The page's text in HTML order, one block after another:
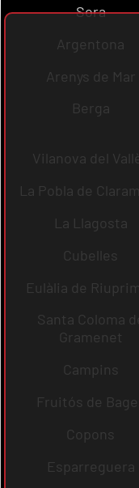
Sora
Argentona
Arenys de Mar
Berga
Vilanova del
La Pobla de
La Llagosta
Cubelles
Eulàlia de
Santa Coloma
Gramenet
Campins
Fruitós de
Copons
Esparreguera